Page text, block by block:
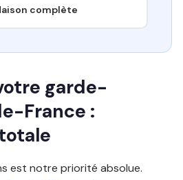
complète
garde-
France :
est notre priorité absolue.